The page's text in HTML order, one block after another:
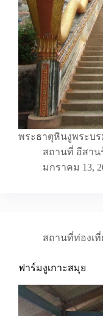
พระธาตุหินงูพระบ
สถานที่ อีสาน
มกราคม 13,
สถานที่ท่องเที่
ฟาร์มงูเกาะสมุย